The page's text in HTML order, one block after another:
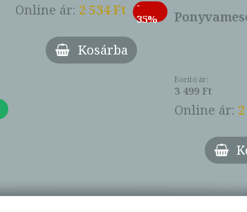
Online ár: 2 534 Ft
-
35%
Kosárba
Borító ár:
3 499 Ft
Online ár: